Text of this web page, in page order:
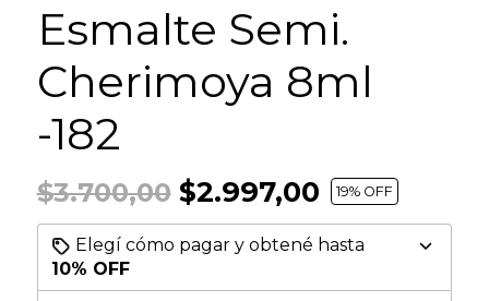
Esmalte Semi.
Cherimoya 8ml
-182
$3.700,00$2.997,00 19% OFF
Elegí cómo pagar y obtené hasta
10% OFF